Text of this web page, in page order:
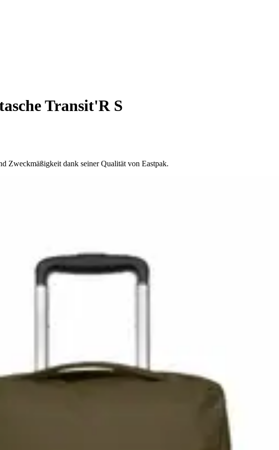
Transit'R S
Zweckmäßigkeit dank seiner Qualität von Eastpak.